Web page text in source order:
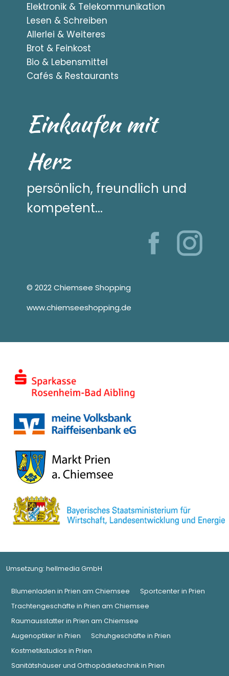
Elektronik & Telekommunikation
Lesen & Schreiben
Allerlei & Weiteres
Brot & Feinkost
Bio & Lebensmittel
Cafés & Restaurants
Einkaufen mit
Herz
persönlich, freundlich und
kompetent...
© 2022 Chiemsee Shopping
www.chiemseeshopping.de
Umsetzung: hellmedia GmbH
Blumenladen in Prien am Chiemsee
Sportcenter in Prien
Trachtengeschäfte in Prien am Chiemsee
Raumausstatter in Prien am Chiemsee
Augenoptiker in Prien
Schuhgeschäfte in Prien
Kostmetikstudios in Prien
Sanitätshäuser und Orthopädietechnik in Prien